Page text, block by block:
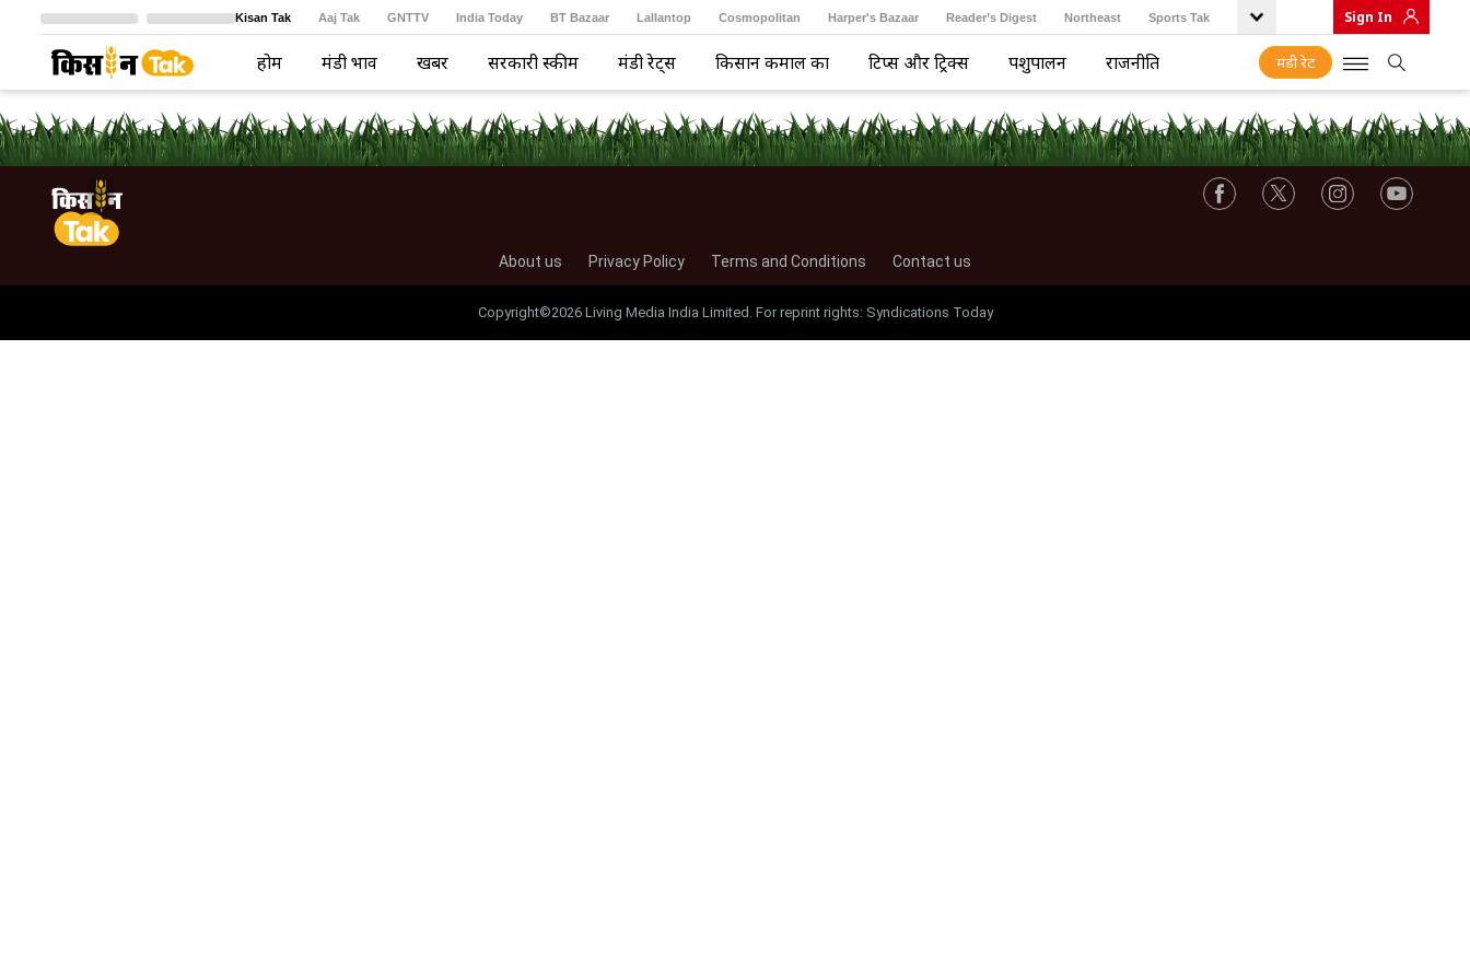
Kisan Tak Aaj Tak GNTTV India Today BT Bazaar Lallantop Cosmopolitan Harper's Bazaar Reader’s Digest Northeast Sports Tak
Crime Tak Astro Tak
Sign In
होम मंडी भाव खबरें सरकारी स्कीम मंडी रेट्स किसान कमाल का टिप्स और ट्रिक्स पशुपालन राजनीति मंडी रेट
About us Privacy Policy Terms and Conditions Contact us
Copyright©2026 Living Media India Limited. For reprint rights: Syndications Today